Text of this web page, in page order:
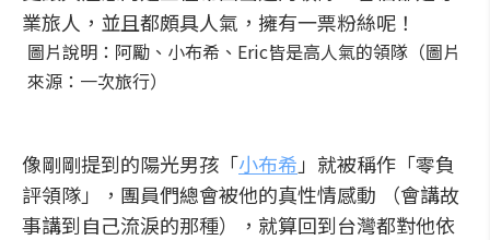
業旅人，並且都頗具人氣，擁有一票粉絲呢！
圖片說明：阿勵、小布希、Eric皆是高人氣的領隊（圖片
來源：一次旅行）
像剛剛提到的陽光男孩「小布希 」就被稱作「零負
評領隊」，團員們總會被他的真性情感動 （會講故
事講到自己流淚的那種），就算回到台灣都對他依